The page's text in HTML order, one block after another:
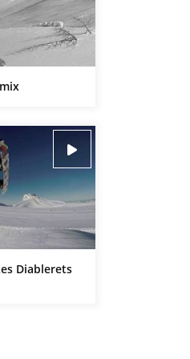
Diablerets